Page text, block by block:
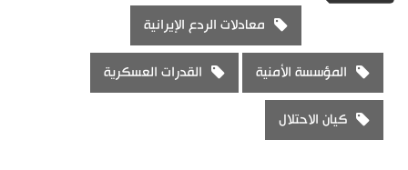
معادلات الردع الإيرانية
المؤسسة الأمنية القدرات العسكرية
كيان الاحتلال